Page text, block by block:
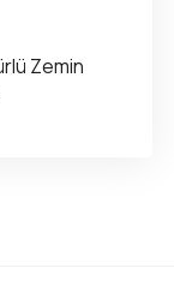
Zemin